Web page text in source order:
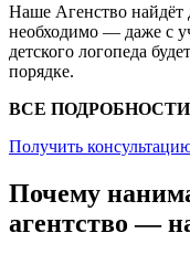
Наше Агенство найдёт
необходимо — даже с
детского логопеда
порядке.
ВСЕ
Получить
Почему
агентство —